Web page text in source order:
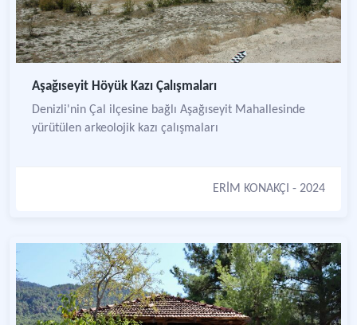
Aşağıseyit Höyük Kazı Çalışmaları
Denizli'nin Çal ilçesine bağlı Aşağıseyit Mahallesinde
yürütülen arkeolojik kazı çalışmaları
ERİM KONAKÇI - 2024